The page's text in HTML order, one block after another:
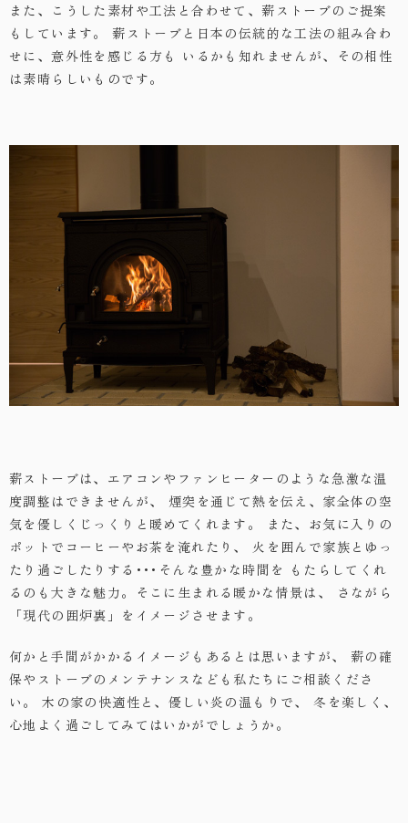
また、こうした素材や工法と合わせて、薪ストーブのご提案
もしています。
薪ストーブと日本の伝統的な工法の組み合わ
せに、意外性を感じる方も
いるかも知れませんが、その相性
は素晴らしいものです。
薪ストーブは、エアコンやファンヒーターのような急激な温
度調整はできませんが、
煙突を通じて熱を伝え、家全体の空
気を優しくじっくりと暖めてくれます。
また、お気に入りの
ポットでコーヒーやお茶を淹れたり、
火を囲んで家族とゆっ
たり過ごしたりする･･･そんな豊かな時間を もたらしてくれ
るのも大きな魅力。そこに生まれる暖かな情景は、
さながら
「現代の囲炉裏」をイメージさせます。
何かと手間がかかるイメージもあるとは思いますが、
薪の確
保やストーブのメンテナンスなども私たちにご相談くださ
い。
木の家の快適性と、優しい炎の温もりで、
冬を楽しく、
心地よく過ごしてみてはいかがでしょうか。